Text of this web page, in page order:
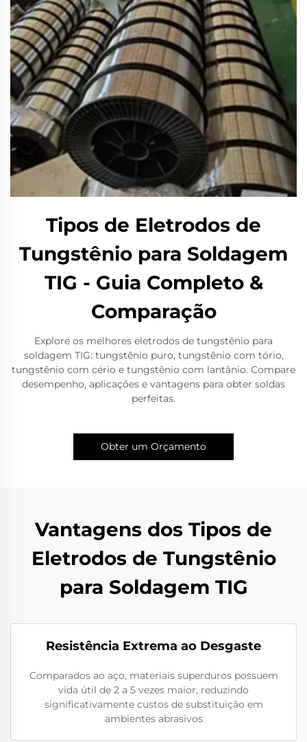
Tipos de Eletrodos de
Tungstênio para Soldagem
TIG - Guia Completo &
Comparação
Explore os melhores eletrodos de tungstênio para
soldagem TIG: tungstênio puro, tungstênio com tório,
tungstênio com cério e tungstênio com lantânio. Compare
desempenho, aplicações e vantagens para obter soldas
perfeitas.
Obter um Orçamento
Vantagens dos Tipos de
Eletrodos de Tungstênio
para Soldagem TIG
Resistência Extrema ao Desgaste
Comparados ao aço, materiais superduros possuem
vida útil de 2 a 5 vezes maior, reduzindo
significativamente custos de substituição em
ambientes abrasivos